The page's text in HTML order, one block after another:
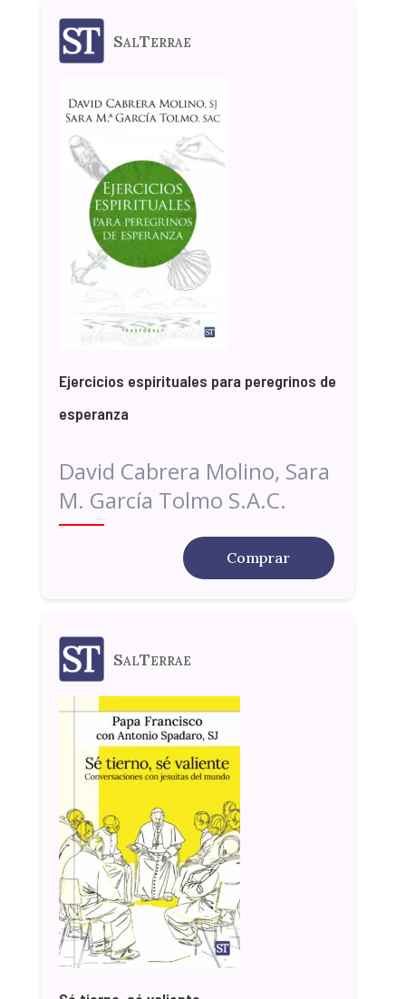
SalTerrae
Ejercicios espirituales para peregrinos de
esperanza
David Cabrera Molino, Sara
M. García Tolmo S.A.C.
Comprar
SalTerrae